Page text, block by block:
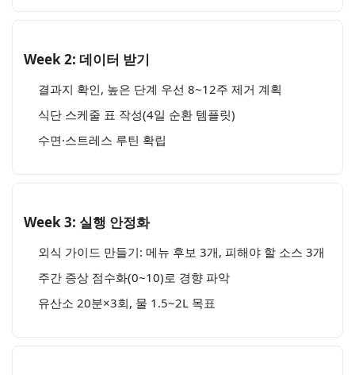
Week 2: 데이터 받기
결과지 확인, 높은 단계 우선 8~12주 제거 계획
식단 스케줄 표 작성(4일 순환 템플릿)
수면·스트레스 루틴 확립
Week 3: 실행 안정화
외식 가이드 만들기: 메뉴 후보 3개, 피해야 할 소스 3개
주간 증상 점수화(0~10)로 경향 파악
유산소 20분×3회, 물 1.5~2L 목표